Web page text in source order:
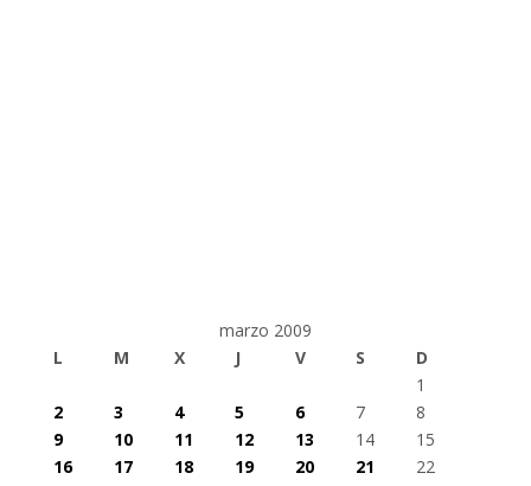
marzo 2009
L
M X J V S
D
1
2
3 4 5 6 7
8
9
10 11 12 13 14
15
16
17 18 19 20 21
22